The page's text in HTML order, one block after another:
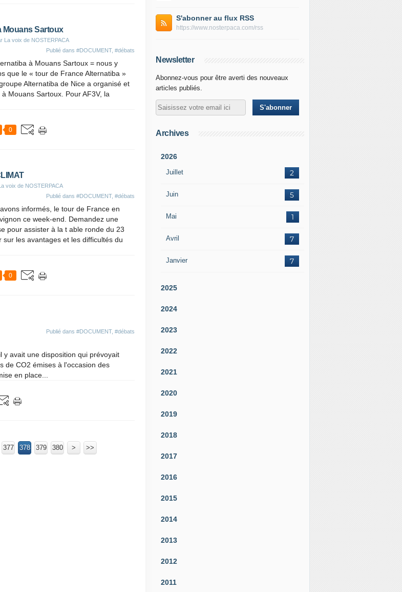
Mouans Sartoux
La voix de NOSTERPACA
Publié dans #DOCUMENT, #débats
à Mouans Sartoux = nous y
que le « tour de France Alternatiba »
Alternatiba de Nice a organisé et
Mouans Sartoux. Pour AF3V, la
0
voix de NOSTERPACA
Publié dans #DOCUMENT, #débats
informés, le tour de France en
ce week-end. Demandez une
pour assister à la t able ronde du 23
sur les avantages et les difficultés du
0
Publié dans #DOCUMENT, #débats
y avait une disposition qui prévoyait
de CO2 émises à l'occasion des
en place...
377 378 379 380 390
400
500
600
> >>
S'abonner au flux RSS
https://www.nosterpaca.com/rss
Newsletter
Abonnez-vous pour être averti des nouveaux
articles publiés.
Archives
2026
Juillet 2
Juin 5
Mai 1
Avril 7
Janvier 7
2025
2024
2023
2022
2021
2020
2019
2018
2017
2016
2015
2014
2013
2012
2011